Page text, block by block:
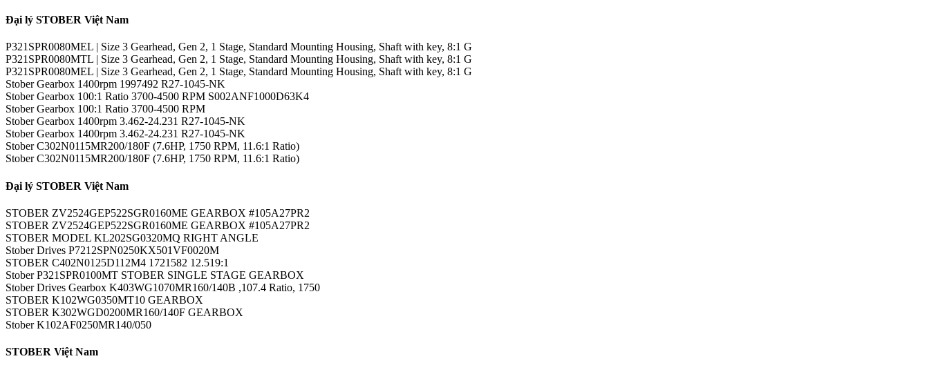
Đại lý STOBER Việt Nam
P321SPR0080MEL | Size 3 Gearhead, Gen 2, 1 Stage, Standard Mounting Housing, Shaft with key, 8:1 G
P321SPR0080MTL | Size 3 Gearhead, Gen 2, 1 Stage, Standard Mounting Housing, Shaft with key, 8:1 G
P321SPR0080MEL | Size 3 Gearhead, Gen 2, 1 Stage, Standard Mounting Housing, Shaft with key, 8:1 G
Stober Gearbox 1400rpm 1997492 R27-1045-NK
Stober Gearbox 100:1 Ratio 3700-4500 RPM S002ANF1000D63K4
Stober Gearbox 100:1 Ratio 3700-4500 RPM
Stober Gearbox 1400rpm 3.462-24.231 R27-1045-NK
Stober Gearbox 1400rpm 3.462-24.231 R27-1045-NK
Stober C302N0115MR200/180F (7.6HP, 1750 RPM, 11.6:1 Ratio)
Stober C302N0115MR200/180F (7.6HP, 1750 RPM, 11.6:1 Ratio)
Đại lý STOBER Việt Nam
STOBER ZV2524GEP522SGR0160ME GEARBOX #105A27PR2
STOBER ZV2524GEP522SGR0160ME GEARBOX #105A27PR2
STOBER MODEL KL202SG0320MQ RIGHT ANGLE
Stober Drives P7212SPN0250KX501VF0020M
STOBER C402N0125D112M4 1721582 12.519:1
Stober P321SPR0100MT STOBER SINGLE STAGE GEARBOX
Stober Drives Gearbox K403WG1070MR160/140B ,107.4 Ratio, 1750
STOBER K102WG0350MT10 GEARBOX
STOBER K302WGD0200MR160/140F GEARBOX
Stober K102AF0250MR140/050
STOBER Việt Nam